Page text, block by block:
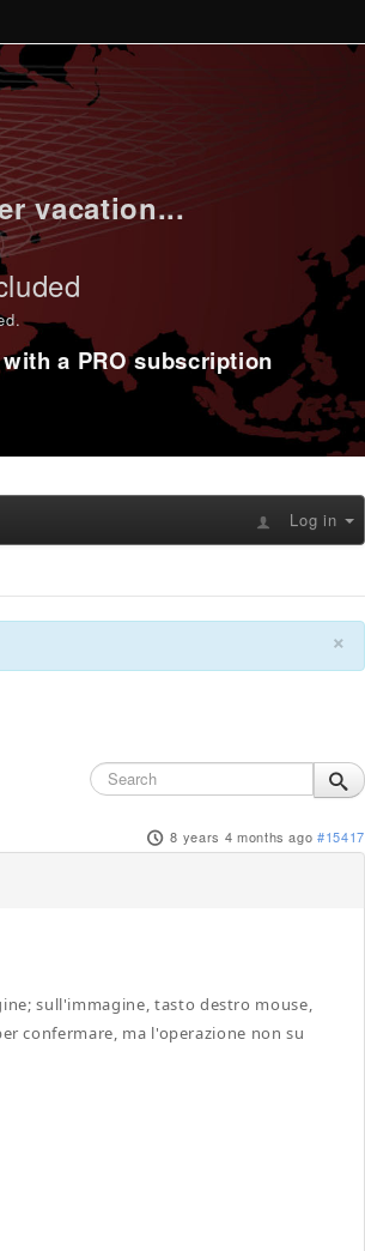
vacation...
.
a PRO subscription
Log in
×
8 years 4 months ago #15417
sull'immagine, tasto destro mouse,
confermare, ma l'operazione non su